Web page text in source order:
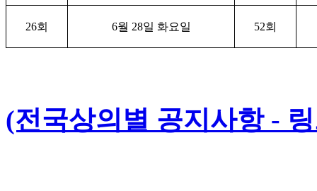
26회 6월 28일 화요일 52회
(전국상의별 공지사항 -